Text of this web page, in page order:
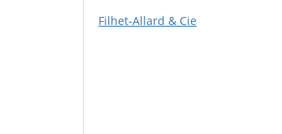
Filhet-Allard & Cie